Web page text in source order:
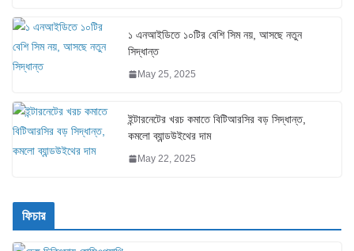
১ এনআইডিতে ১০টির বেশি সিম নয়, আসছে নতুন
সিদ্ধান্ত
May 25, 2025
ইন্টারনেটের খরচ কমাতে বিটিআরসির বড় সিদ্ধান্ত,
কমলো ব্যান্ডউইথের দাম
May 22, 2025
ফিচার